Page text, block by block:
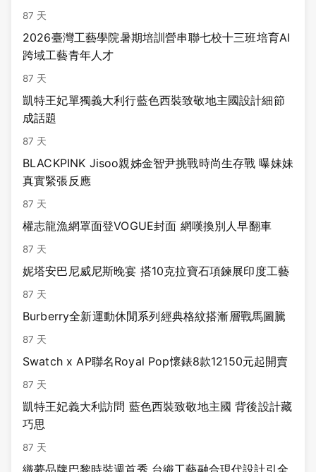
87 天
2026臺灣工藝學院暑期培訓營串聯七校十三班培育AI
跨域工藝青年人才
87 天
凱特王妃單獨義大利行藍色西裝致敬地主國設計細節
成話題
87 天
BLACKPINK Jisoo親姊金智尹挑戰時尚生存戰 曝妹妹
真實緊張反應
87 天
權志龍漁網罩面登VOGUE封面 網嘆換別人早翻車
87 天
妮塔安巴尼威尼斯晚宴 搭10克拉寶石項鍊展印度工藝
87 天
Burberry全新運動休閒系列經典格紋搭漸層戰馬圖騰
87 天
Swatch x AP聯名Royal Pop懷錶8款12150元起開賣
87 天
凱特王妃義大利訪問 藍色西裝致敬地主國 背後設計藏
巧思
87 天
織夢品牌巴黎時裝週首秀 台織工藝融合現代設計引全